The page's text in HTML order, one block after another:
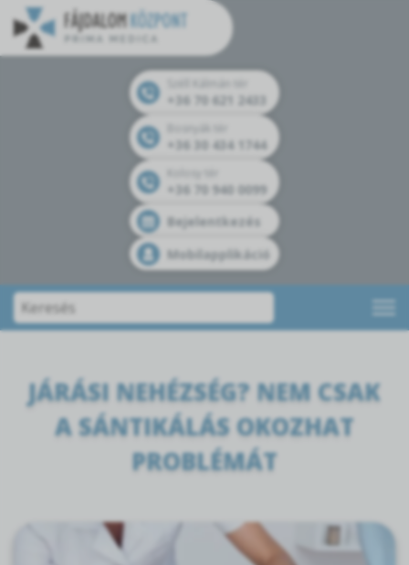
+36 70 621 2433
+36 30 434 1744
+36 70 940 0099
Bejelentkezés
Mobilapplikáció
JÁRÁSI NEHÉZSÉG? NEM CSAK
A SÁNTIKÁLÁS OKOZHAT
PROBLÉMÁT